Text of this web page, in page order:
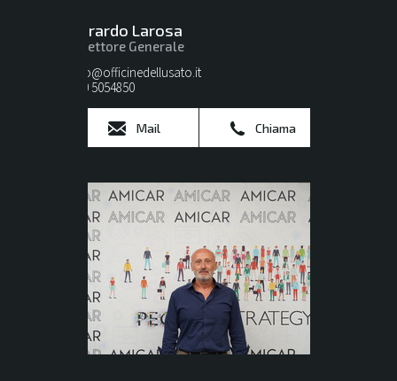
Gerardo Larosa
Direttore Generale
info@officinedellusato.it
080 5054850
Mail Chiama